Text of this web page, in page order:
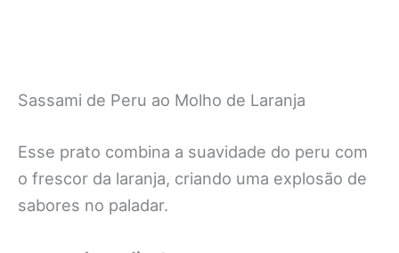
Sassami de Peru ao Molho de Laranja
Esse prato combina a suavidade do peru com
o frescor da laranja, criando uma explosão de
sabores no paladar.